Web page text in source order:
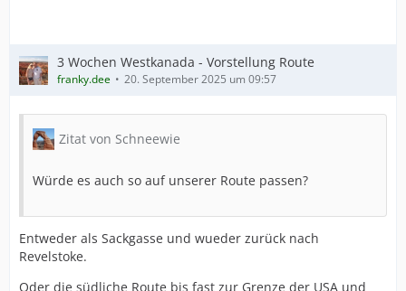
3 Wochen Westkanada - Vorstellung Route
franky.dee 20. September 2025 um 09:57
Zitat von Schneewie
Würde es auch so auf unserer Route passen?
Entweder als Sackgasse und wueder zurück nach
Revelstoke.
Oder die südliche Route bis fast zur Grenze der USA und